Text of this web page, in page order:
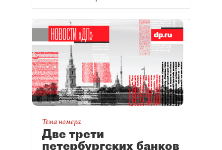
Тема номера
Две трети
петербургских банков